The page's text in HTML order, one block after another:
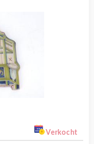
Verkocht